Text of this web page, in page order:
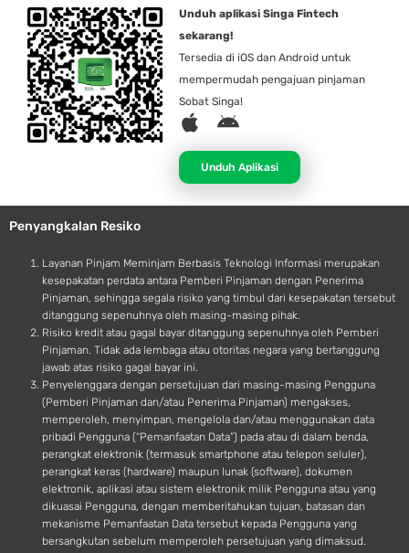
Unduh aplikasi Singa Fintech
sekarang!
Tersedia di iOS dan Android untuk
mempermudah pengajuan pinjaman
Sobat Singa!
A
p
l
e
A
d
r
o
d
Unduh Aplikasi
Penyangkalan Resiko
Layanan Pinjam Meminjam Berbasis Teknologi Informasi merupakan
kesepakatan perdata antara Pemberi Pinjaman dengan Penerima
Pinjaman, sehingga segala risiko yang timbul dari kesepakatan tersebut
ditanggung sepenuhnya oleh masing-masing pihak.
Risiko kredit atau gagal bayar ditanggung sepenuhnya oleh Pemberi
Pinjaman. Tidak ada lembaga atau otoritas negara yang bertanggung
jawab atas risiko gagal bayar ini.
Penyelenggara dengan persetujuan dari masing-masing Pengguna
(Pemberi Pinjaman dan/atau Penerima Pinjaman) mengakses,
memperoleh, menyimpan, mengelola dan/atau menggunakan data
pribadi Pengguna (“Pemanfaatan Data”) pada atau di dalam benda,
perangkat elektronik (termasuk smartphone atau telepon seluler),
perangkat keras (hardware) maupun lunak (software), dokumen
elektronik, aplikasi atau sistem elektronik milik Pengguna atau yang
dikuasai Pengguna, dengan memberitahukan tujuan, batasan dan
mekanisme Pemanfaatan Data tersebut kepada Pengguna yang
bersangkutan sebelum memperoleh persetujuan yang dimaksud.